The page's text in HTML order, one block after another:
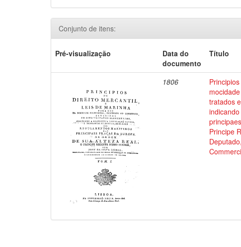
Conjunto de itens:
Pré-visualização
Data do
documento
Título
1806
tratados
Principe